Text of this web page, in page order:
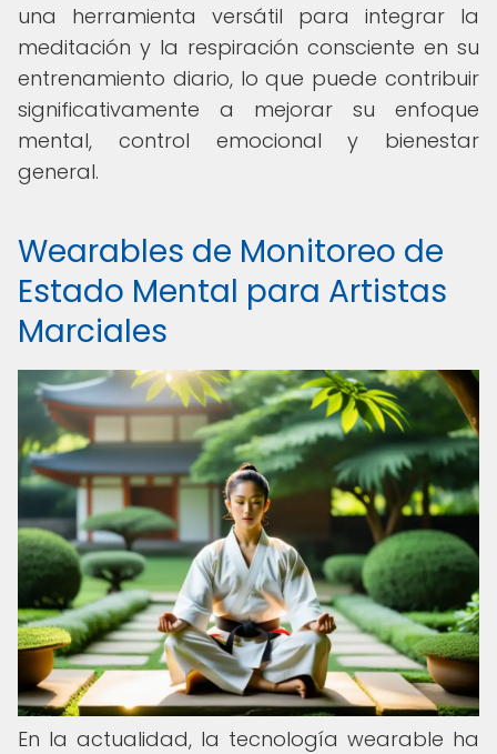
una herramienta versátil para integrar la
meditación y la respiración consciente en su
entrenamiento diario, lo que puede contribuir
significativamente a mejorar su enfoque
mental, control emocional y bienestar
general.
Wearables de Monitoreo de
Estado Mental para Artistas
Marciales
En la actualidad, la tecnología wearable ha